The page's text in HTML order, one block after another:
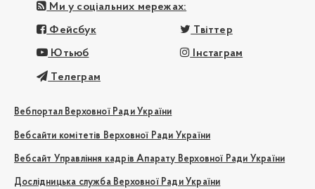
Ми у соціальних мережах:
Фейсбук Твіттер
Ютьюб Інстаграм
Телеграм
Вебпортал Верховної Ради України
Вебсайти комітетів Верховної Ради України
Вебсайт Управління кадрів Апарату Верховної Ради України
Дослідницька служба Верховної Ради України